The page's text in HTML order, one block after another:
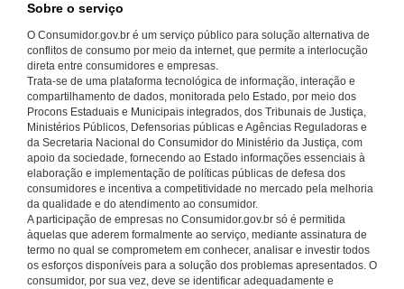
Sobre o serviço
O Consumidor.gov.br é um serviço público para solução alternativa de
conflitos de consumo por meio da internet, que permite a interlocução
direta entre consumidores e empresas.
Trata-se de uma plataforma tecnológica de informação, interação e
compartilhamento de dados, monitorada pelo Estado, por meio dos
Procons Estaduais e Municipais integrados, dos Tribunais de Justiça,
Ministérios Públicos, Defensorias públicas e Agências Reguladoras e
da Secretaria Nacional do Consumidor do Ministério da Justiça, com
apoio da sociedade, fornecendo ao Estado informações essenciais à
elaboração e implementação de políticas públicas de defesa dos
consumidores e incentiva a competitividade no mercado pela melhoria
da qualidade e do atendimento ao consumidor.
A participação de empresas no Consumidor.gov.br só é permitida
àquelas que aderem formalmente ao serviço, mediante assinatura de
termo no qual se comprometem em conhecer, analisar e investir todos
os esforços disponíveis para a solução dos problemas apresentados. O
consumidor, por sua vez, deve se identificar adequadamente e